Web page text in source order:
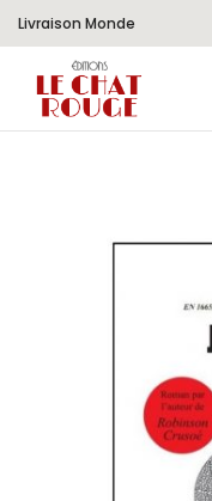
Livraison Monde